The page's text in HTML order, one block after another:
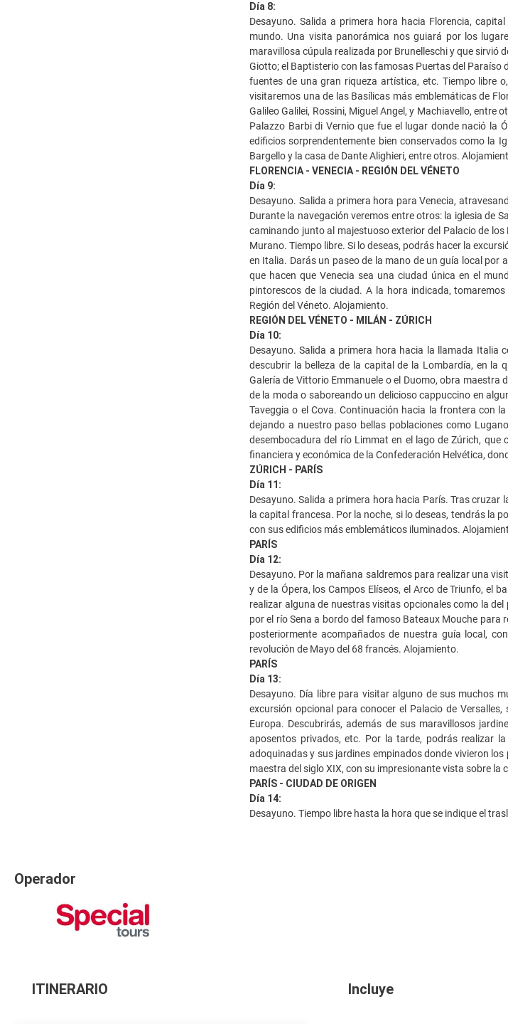
Día 8:
Desayuno. Salida a primera hora hacia Florencia,
mundo. Una visita panorámica nos guiará por los
maravillosa cúpula realizada por Brunelleschi y que sirvió
Giotto; el Baptisterio con las famosas Puertas del Paraíso
fuentes de una gran riqueza artística, etc. Tiempo libre
visitaremos una de las Basílicas más emblemáticas de
Galileo Galilei, Rossini, Miguel Angel, y Machiavello,
Palazzo Barbi di Vernio que fue el lugar donde nació la
edificios sorprendentemente bien conservados como la
Bargello y la casa de Dante Alighieri, entre otros.
FLORENCIA - VENECIA - REGIÓN DEL VÉNETO
Día 9:
Desayuno. Salida a primera hora para Venecia,
Durante la navegación veremos entre otros: la iglesia de
caminando junto al majestuoso exterior del Palacio de
Murano. Tiempo libre. Si lo deseas, podrás hacer la
en Italia. Darás un paseo de la mano de un guía local
que hacen que Venecia sea una ciudad única en el
pintorescos de la ciudad. A la hora indicada,
Región del Véneto. Alojamiento.
REGIÓN DEL VÉNETO - MILÁN - ZÚRICH
Día 10:
Desayuno. Salida a primera hora hacia la llamada Italia
descubrir la belleza de la capital de la Lombardía, en la
Galería de Vittorio Emmanuele o el Duomo, obra
de la moda o saboreando un delicioso cappuccino en
Taveggia o el Cova. Continuación hacia la frontera con
dejando a nuestro paso bellas poblaciones como
desembocadura del río Limmat en el lago de Zúrich,
financiera y económica de la Confederación Helvética,
ZÚRICH - PARÍS
Día 11:
Desayuno. Salida a primera hora hacia París. Tras
la capital francesa. Por la noche, si lo deseas, tendrás la
con sus edificios más emblemáticos iluminados.
PARÍS
Día 12:
Desayuno. Por la mañana saldremos para realizar una
y de la Ópera, los Campos Elíseos, el Arco de Triunfo, el
realizar alguna de nuestras visitas opcionales como la
por el río Sena a bordo del famoso Bateaux Mouche
posteriormente acompañados de nuestra guía local,
revolución de Mayo del 68 francés. Alojamiento.
PARÍS
Día 13:
Desayuno. Día libre para visitar alguno de sus muchos
excursión opcional para conocer el Palacio de
Europa. Descubrirás, además de sus maravillosos
aposentos privados, etc. Por la tarde, podrás realizar
adoquinadas y sus jardines empinados donde vivieron
maestra del siglo XIX, con su impresionante vista sobre la
PARÍS - CIUDAD DE ORIGEN
Día 14:
Desayuno. Tiempo libre hasta la hora que se indique el
Operador
ITINERARIO Incluye